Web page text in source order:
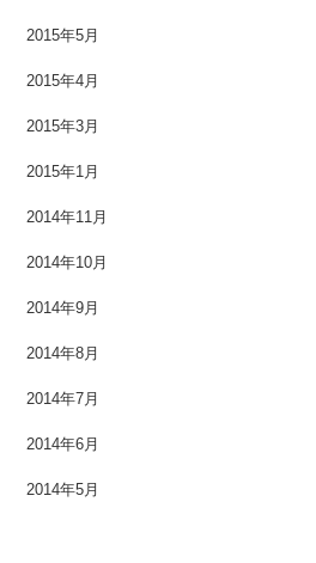
2015年5月
2015年4月
2015年3月
2015年1月
2014年11月
2014年10月
2014年9月
2014年8月
2014年7月
2014年6月
2014年5月